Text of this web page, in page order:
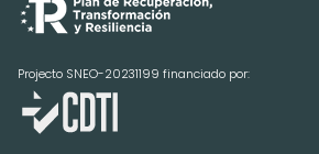
Projecto SNEO-20231199 financiado por: